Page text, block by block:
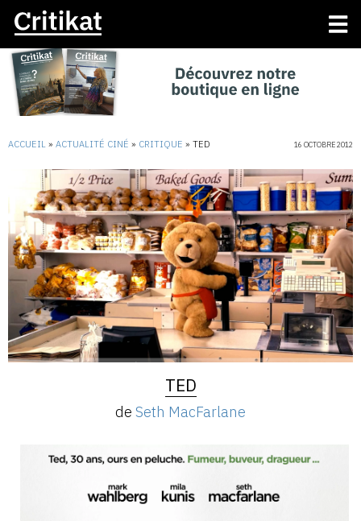
ACCUEIL » ACTUALITÉ CINÉ » CRITIQUE » TED 16 OCTOBRE 2012
TED
de Seth MacFarlane